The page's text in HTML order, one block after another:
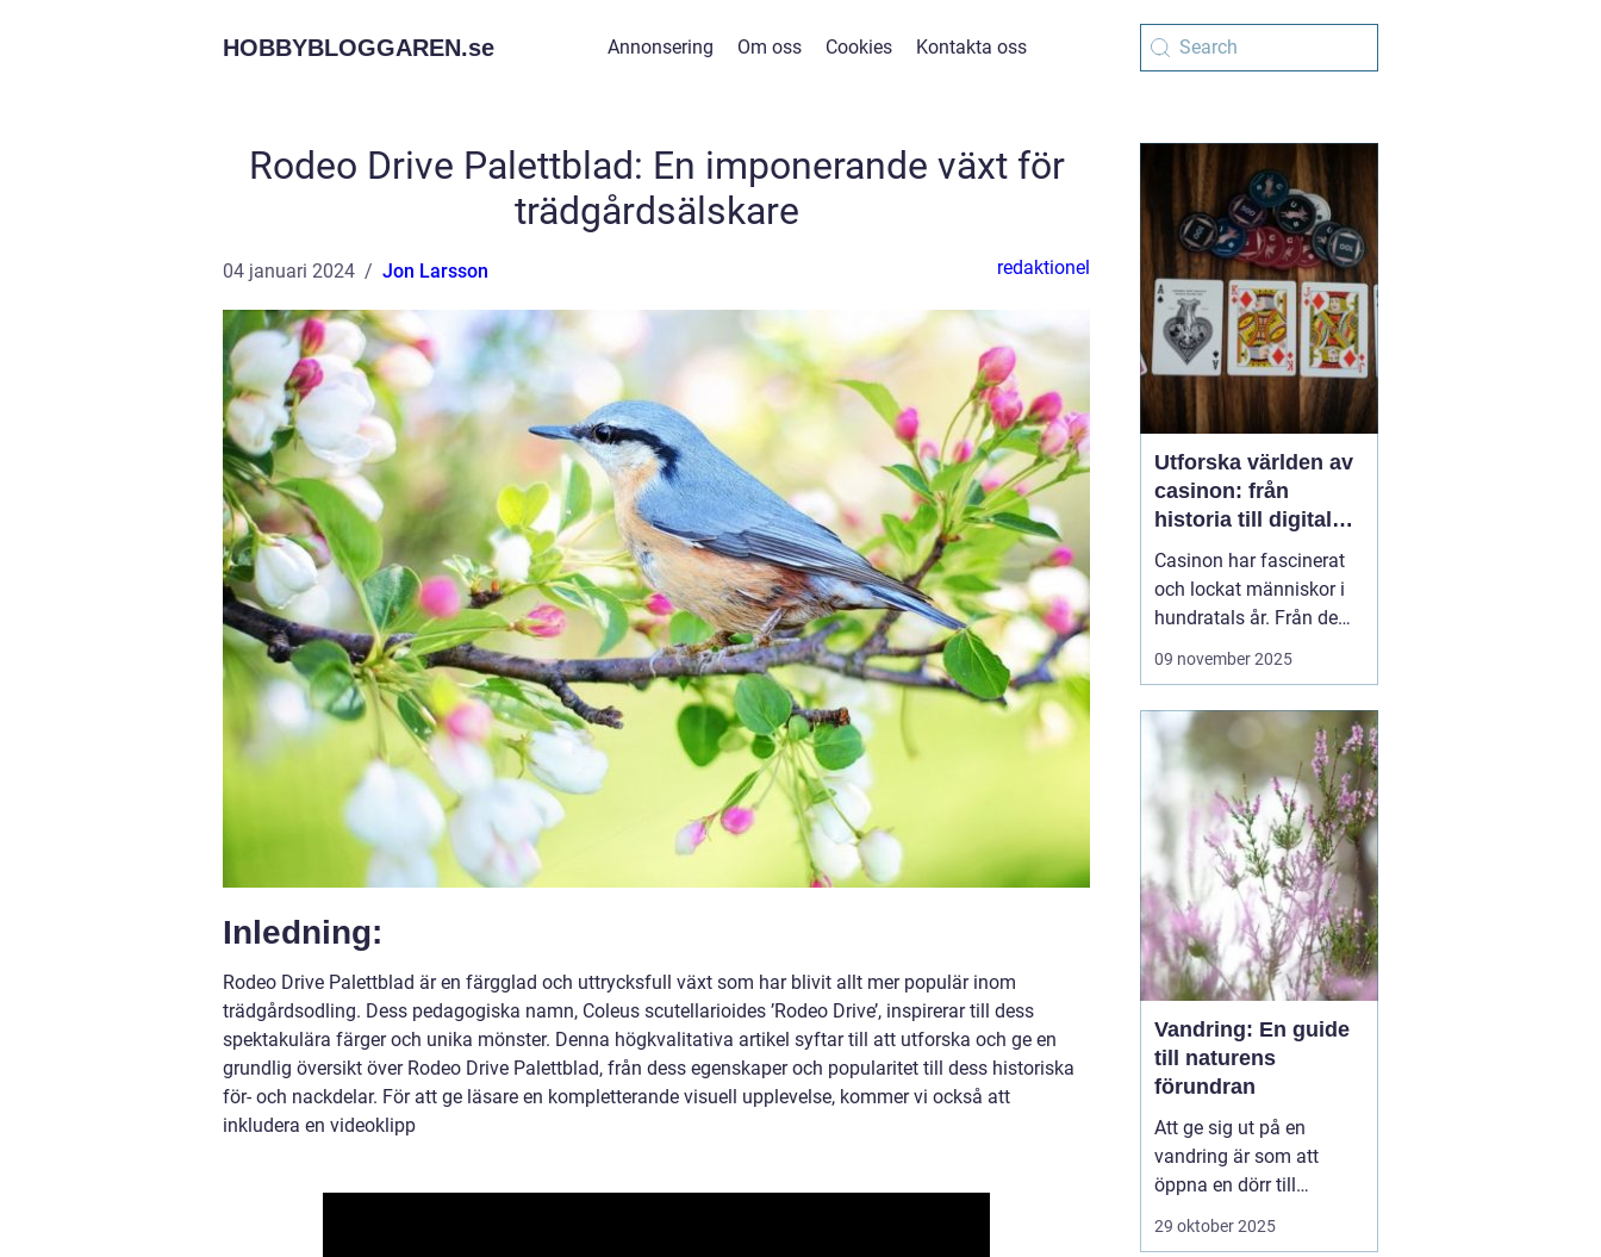
HOBBYBLOGGAREN.se Annonsering Om oss Cookies Kontakta oss
Rodeo Drive Palettblad: En imponerande växt för
trädgårdsälskare
04 januari 2024 Jon Larsson redaktionel
Inledning:
Rodeo Drive Palettblad är en färgglad och uttrycksfull växt som har blivit allt mer populär inom
trädgårdsodling. Dess pedagogiska namn, Coleus scutellarioides ’Rodeo Drive’, inspirerar till dess
spektakulära färger och unika mönster. Denna högkvalitativa artikel syftar till att utforska och ge en
grundlig översikt över Rodeo Drive Palettblad, från dess egenskaper och popularitet till dess historiska
för- och nackdelar. För att ge läsare en kompletterande visuell upplevelse, kommer vi också att
inkludera en videoklipp
Utforska världen av
casinon: från
historia till digital
revolution
Casinon har fascinerat
och lockat människor i
hundratals år. Från de
ursprungliga spelhusen i
avancerade digitala
plattformar
casinovärlden har
genomgått en enorm
utveckling. Men va...
09 november 2025
Vandring: En guide
till naturens
förundran
Att ge sig ut på en
vandring är som att
öppna en dörr till
naturens hemligheter.
29 oktober 2025